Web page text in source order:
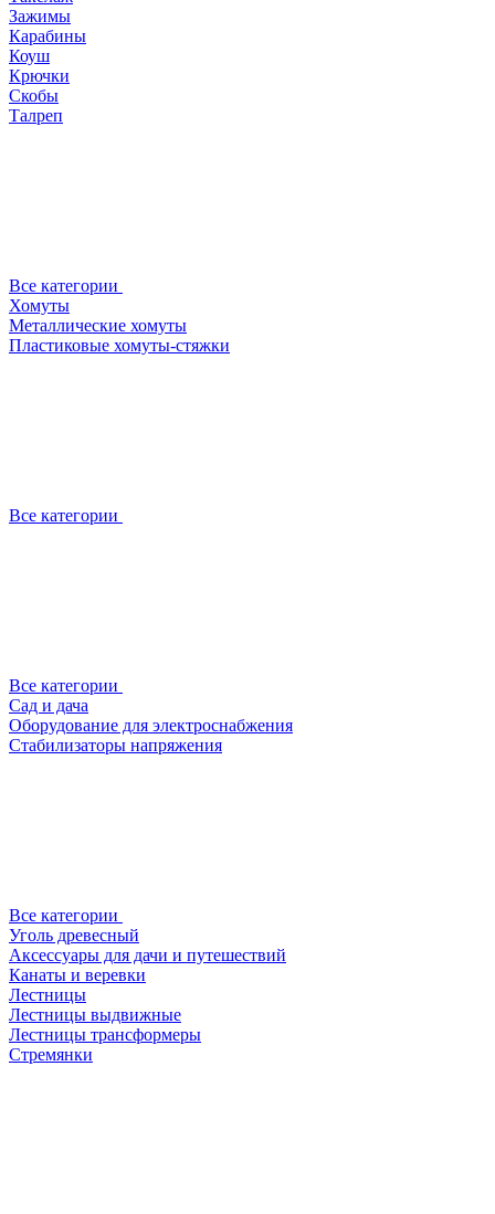
Зажимы
Карабины
Коуш
Крючки
Скобы
Талреп
Все категории
Хомуты
Металлические хомуты
Пластиковые хомуты-стяжки
Все категории
Все категории
Сад и дача
Оборудование для электроснабжения
Стабилизаторы напряжения
Все категории
Уголь древесный
Аксессуары для дачи и путешествий
Канаты и веревки
Лестницы
Лестницы выдвижные
Лестницы трансформеры
Стремянки